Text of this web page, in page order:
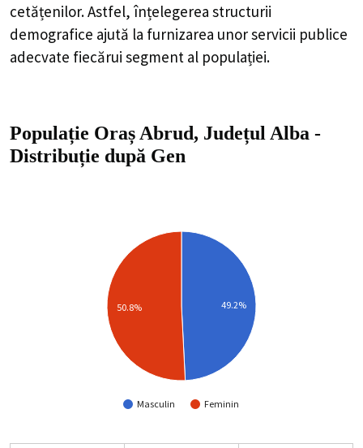
cetățenilor. Astfel, înțelegerea structurii
demografice ajută la furnizarea unor servicii publice
adecvate fiecărui segment al populației.
Populație Oraș Abrud, Județul Alba -
Distribuție după Gen
Masculin Feminin
49.2%
50.8%